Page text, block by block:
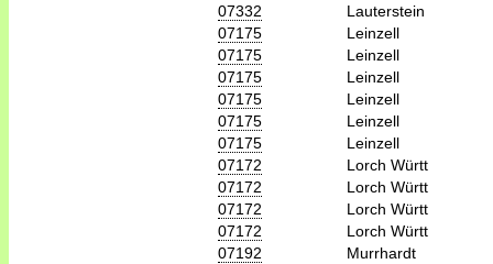
07332
Lauterstein
07175
Leinzell
07175
Leinzell
07175
Leinzell
07175
Leinzell
07175
Leinzell
07175
Leinzell
07172
Lorch Württ
07172
Lorch Württ
07172
Lorch Württ
07172
Lorch Württ
07192
Murrhardt